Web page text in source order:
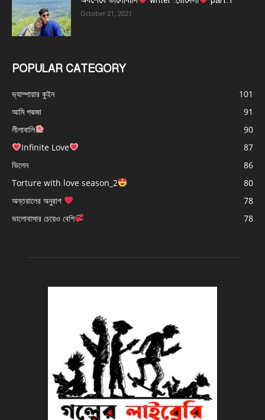
October 21, 2021
POPULAR CATEGORY
ভ্যাম্পায়ার কুইন
101
আমি পদ্মজা
91
লীলাবালি
90
Infinite Love
87
ভিলেন
86
Torture with love season_2
80
অন্তরালের অনুরাগ
78
ভালোবাসার চেয়েও বেশি
78